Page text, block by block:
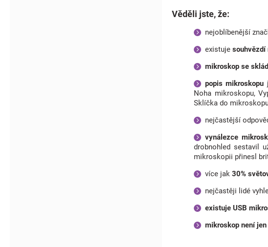
Věděli jste, že:
nejoblíbenější
existuje souhvězdí
mikroskop se
popis mikroskopu
Noha mikroskopu,
Sklíčka do
nejčastější
vynálezce
drobnohled sestavil
mikroskopii přinesl
více jak 30%
nejčastěji lidé
existuje USB
mikroskop není